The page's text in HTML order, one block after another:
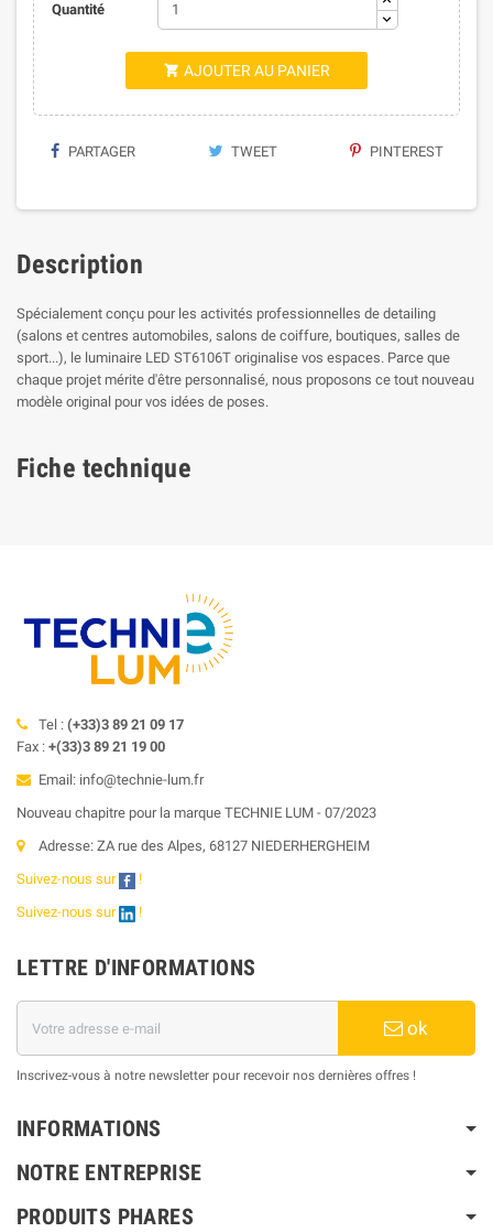
Quantité
 AJOUTER AU PANIER
PARTAGER TWEET PINTEREST
Description
Spécialement conçu pour les activités professionnelles de detailing
(salons et centres automobiles, salons de coiffure, boutiques, salles de
sport...), le luminaire LED ST6106T originalise vos espaces. Parce que
chaque projet mérite d'être personnalisé, nous proposons ce tout nouveau
modèle original pour vos idées de poses.
Fiche technique
Tel : (+33)3 89 21 09 17
Fax : +(33)3 89 21 19 00
Email: info@technie-lum.fr
Nouveau chapitre pour la marque TECHNIE LUM - 07/2023
Adresse: ZA rue des Alpes, 68127 NIEDERHERGHEIM
Suivez-nous sur
!
Suivez-nous sur
!
LETTRE D'INFORMATIONS
ok
Inscrivez-vous à notre newsletter pour recevoir nos dernières offres !
INFORMATIONS
NOTRE ENTREPRISE
PRODUITS PHARES